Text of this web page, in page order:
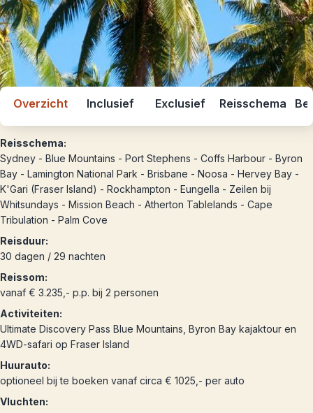
Overzicht Inclusief Exclusief Reisschema
Reisschema:
Sydney - Blue Mountains - Port Stephens - Coffs Harbour - Byron
Bay - Lamington National Park - Brisbane - Noosa - Hervey Bay -
K'Gari (Fraser Island) - Rockhampton - Eungella - Zeilen bij
Whitsundays - Mission Beach - Atherton Tablelands - Cape
Tribulation - Palm Cove
Reisduur:
30 dagen / 29 nachten
Reissom:
vanaf € 3.235,- p.p. bij 2 personen
Activiteiten:
Ultimate Discovery Pass Blue Mountains, Byron Bay kajaktour en
4WD-safari op Fraser Island
Huurauto:
optioneel bij te boeken vanaf circa € 1025,- per auto
Vluchten: